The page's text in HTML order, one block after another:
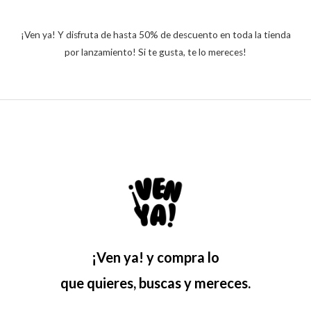
¡Ven ya! Y disfruta de hasta 50% de descuento en toda la tienda
por lanzamiento! Si te gusta, te lo mereces!
¡Ven ya! y compra lo
que quieres, buscas y mereces.